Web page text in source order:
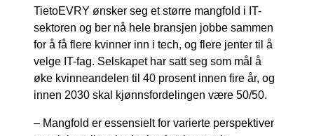
TietoEVRY ønsker seg et større mangfold i IT-
sektoren og ber nå hele bransjen jobbe sammen
for å få flere kvinner inn i tech, og flere jenter til å
velge IT-fag. Selskapet har satt seg som mål å
øke kvinneandelen til 40 prosent innen fire år, og
innen 2030 skal kjønnsfordelingen være 50/50.
– Mangfold er essensielt for varierte perspektiver